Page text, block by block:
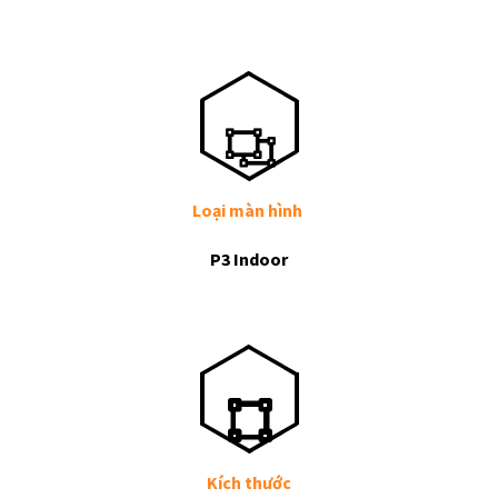
Loại màn hình
P3 Indoor
Kích thước